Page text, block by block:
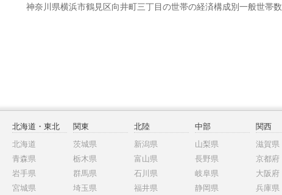
神奈川県横浜市鶴見区向井町三丁目の世帯の経済構成別一般世帯数
北海道・東北
北海道
青森県
岩手県
宮城県
関東
茨城県
栃木県
群馬県
埼玉県
北陸
新潟県
富山県
石川県
福井県
中部
山梨県
長野県
岐阜県
静岡県
関西
滋賀県
京都府
大阪府
兵庫県